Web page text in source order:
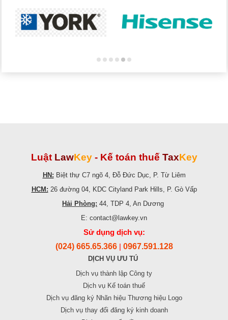
Luật LawKey - Kế toán thuế TaxKey
HN: Biệt thự C7 ngõ 4, Đỗ Đức Dục, P. Từ Liêm
HCM: 26 đường 04, KDC Cityland Park Hills, P. Gò Vấp
Hải Phòng: 44, TDP 4, An Dương
E: contact@lawkey.vn
Sử dụng dịch vụ:
(024) 665.65.366 0967.591.128
DỊCH VỤ ƯU TÚ
Dịch vụ thành lập Công ty
Dịch vụ Kế toán thuế
Dịch vụ đăng ký Nhãn hiệu Thương hiệu Logo
Dịch vụ thay đổi đăng ký kinh doanh